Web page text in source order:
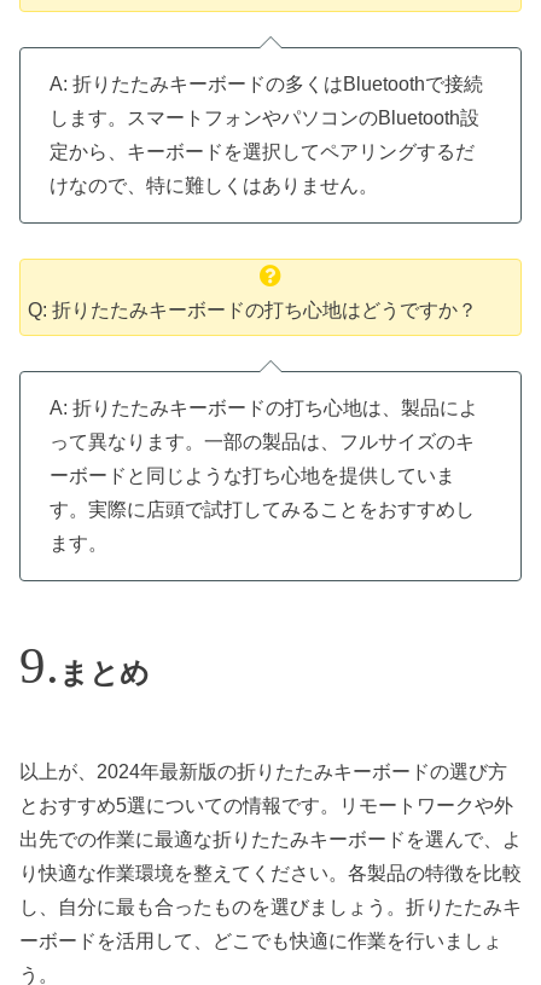
A: 折りたたみキーボードの多くはBluetoothで接続
します。スマートフォンやパソコンのBluetooth設
定から、キーボードを選択してペアリングするだ
けなので、特に難しくはありません。
Q: 折りたたみキーボードの打ち心地はどうですか？
A: 折りたたみキーボードの打ち心地は、製品によ
って異なります。一部の製品は、フルサイズのキ
ーボードと同じような打ち心地を提供していま
す。実際に店頭で試打してみることをおすすめし
ます。
まとめ
以上が、2024年最新版の折りたたみキーボードの選び方
とおすすめ5選についての情報です。リモートワークや外
出先での作業に最適な折りたたみキーボードを選んで、よ
り快適な作業環境を整えてください。各製品の特徴を比較
し、自分に最も合ったものを選びましょう。折りたたみキ
ーボードを活用して、どこでも快適に作業を行いましょ
う。